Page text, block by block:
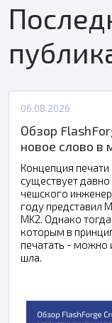
06.08.2026
Обзор
новое слово в
Концепция
существует
чешского
году представил
MK2. Однако
которым в
печатать - можно
шла.